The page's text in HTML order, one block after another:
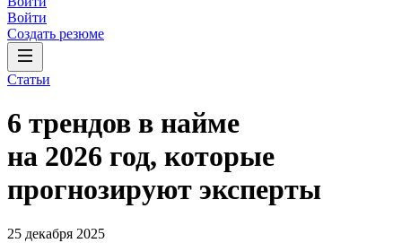
Войти
Создать резюме
Статьи
6 трендов в найме
на 2026 год, которые
прогнозируют эксперты
25 декабря 2025